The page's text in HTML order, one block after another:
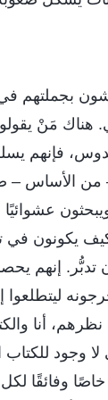
بجملتهم
مَنْ
فإنهم
– من الأساس
يكونون في
تدبُّر. إنهم
أنا
وجود للكتاب
وفائقًا